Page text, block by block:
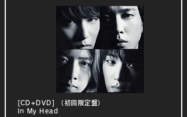
[CD+DVD]
（初回限定盤）
In My Head